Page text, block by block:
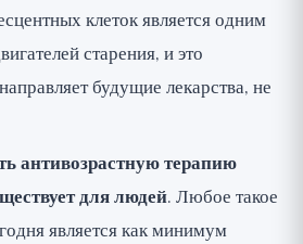
клеток является одним
старения, и это
будущие лекарства, не
антивозрастную терапию
для людей. Любое такое
является как минимум